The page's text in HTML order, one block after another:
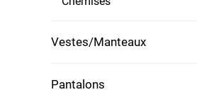
Vestes/Manteaux
Pantalons